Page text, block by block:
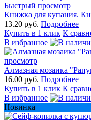
Быстрый просмотр
Книжка для купания.
13.20 руб. Подробнее
Купить в 1 клик К
В избранное
просмотр
Алмазная мозаика
16.00 руб. Подробнее
Купить в 1 клик К
В избранное
Новинка